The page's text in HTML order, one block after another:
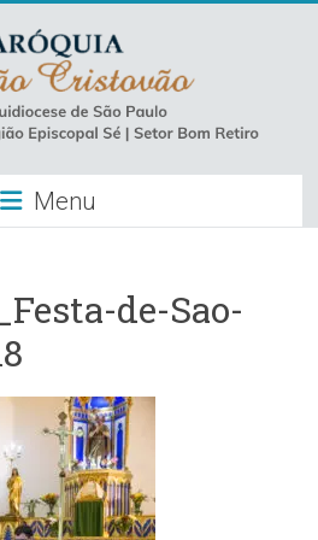
Menu
de-Sao-